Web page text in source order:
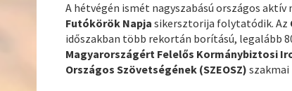
A hétvégén ismét nagyszabású országos
Futókörök Napja sikersztorija folytatódik. Az
időszakban több rekortán borítású, legalább
Magyarországért Felelős Kormánybiztosi
Országos Szövetségének (SZEOSZ) szakmai